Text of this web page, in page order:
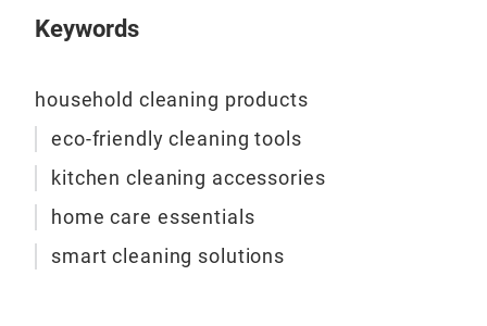
Keywords
household cleaning products
eco-friendly cleaning tools
kitchen cleaning accessories
home care essentials
smart cleaning solutions